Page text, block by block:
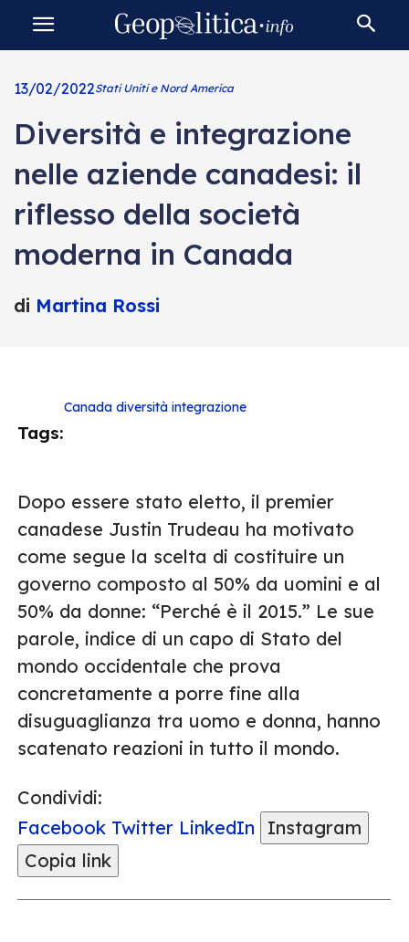
13/02/2022Stati Uniti e Nord America
Diversità e integrazione
nelle aziende canadesi: il
riflesso della società
moderna in Canada
di Martina Rossi
Tags:
Canada diversità integrazione
Dopo essere stato eletto, il premier
canadese Justin Trudeau ha motivato
come segue la scelta di costituire un
governo composto al 50% da uomini e al
50% da donne: “Perché è il 2015.” Le sue
parole, indice di un capo di Stato del
mondo occidentale che prova
concretamente a porre fine alla
disuguaglianza tra uomo e donna, hanno
scatenato reazioni in tutto il mondo.
Condividi:
Facebook Twitter LinkedIn
Instagram
Copia link